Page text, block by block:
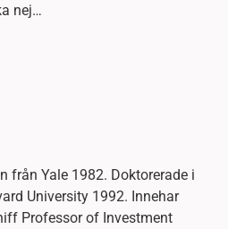
nej…
från Yale 1982. Doktorerade i
University 1992. Innehar
Professor of Investment